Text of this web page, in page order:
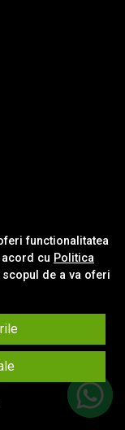
functionalitatea
cu Politica
de a va oferi